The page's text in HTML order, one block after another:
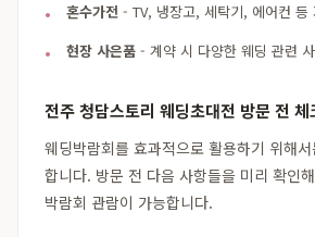
혼수가전 - TV, 냉장고, 세탁기, 에어컨 등
현장 사은품 - 계약 시 다양한 웨딩 관련
전주 청담스토리 웨딩초대전 방문 전 체
웨딩박람회를 효과적으로 활용하기 위해
합니다. 방문 전 다음 사항들을 미리 확인
박람회 관람이 가능합니다.